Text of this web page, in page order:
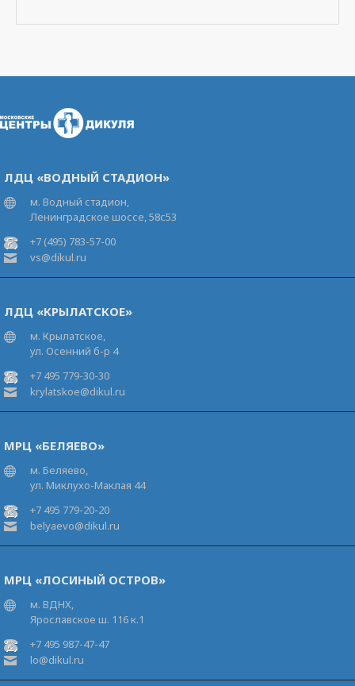
ЛДЦ «ВОДНЫЙ СТАДИОН»
м. Водный стадион,
Ленинградское шоссе, 58с53
+7 (495) 783-57-00
vs@dikul.ru
ЛДЦ «КРЫЛАТСКОЕ»
м. Крылатское,
ул. Осенний б-р 4
+7 495 779-30-30
krylatskoe@dikul.ru
МРЦ «БЕЛЯЕВО»
м. Беляево,
ул. Миклухо-Маклая 44
+7 495 779-20-20
belyaevo@dikul.ru
МРЦ «ЛОСИНЫЙ ОСТРОВ»
м. ВДНХ,
Ярославское ш. 116 к.1
+7 495 987-47-47
lo@dikul.ru